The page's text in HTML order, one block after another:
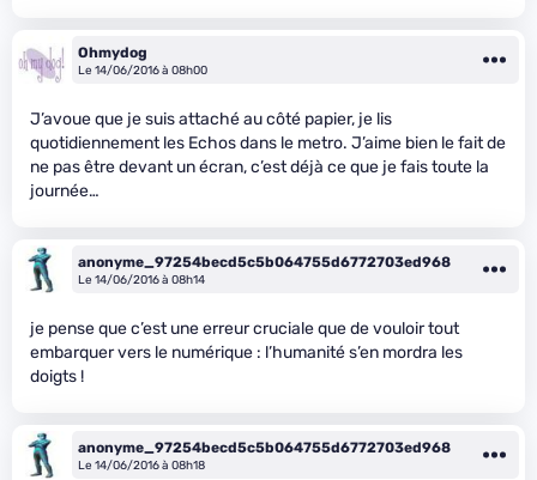
Ohmydog
Le 14/06/2016 à 08h00
J’avoue que je suis attaché au côté papier, je lis
quotidiennement les Echos dans le metro. J’aime bien le fait de
ne pas être devant un écran, c’est déjà ce que je fais toute la
journée…
anonyme_97254becd5c5b064755d6772703ed968
Le 14/06/2016 à 08h14
je pense que c’est une erreur cruciale que de vouloir tout
embarquer vers le numérique : l’humanité s’en mordra les
doigts !
anonyme_97254becd5c5b064755d6772703ed968
Le 14/06/2016 à 08h18